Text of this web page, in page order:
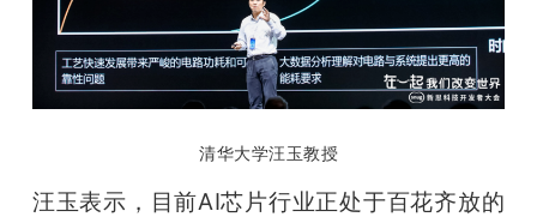
清华大学汪玉教授
汪玉表示，目前AI芯片行业正处于百花齐放的